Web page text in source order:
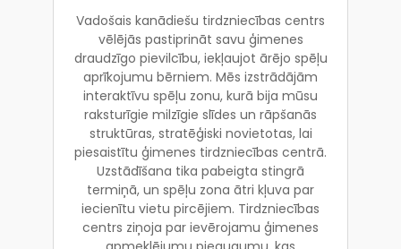
Vadošais kanādiešu tirdzniecības centrs
vēlējās pastiprināt savu ģimenes
draudzīgo pievilcību, iekļaujot ārējo spēļu
aprīkojumu bērniem. Mēs izstrādājām
interaktīvu spēļu zonu, kurā bija mūsu
raksturīgie milzīgie slīdes un rāpšanās
struktūras, stratēģiski novietotas, lai
piesaistītu ģimenes tirdzniecības centrā.
Uzstādīšana tika pabeigta stingrā
termiņā, un spēļu zona ātri kļuva par
iecienītu vietu pircējiem. Tirdzniecības
centrs ziņoja par ievērojamu ģimenes